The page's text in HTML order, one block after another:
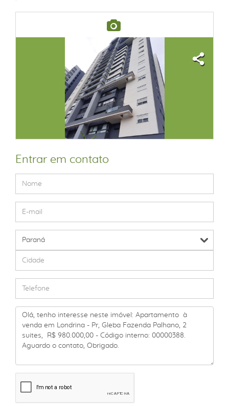
Entrar em contato